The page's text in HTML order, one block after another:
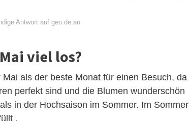
Antwort auf geo.de an
viel los?
als der beste Monat für einen Besuch, da
perfekt sind und die Blumen wunderschön
in der Hochsaison im Sommer. Im Sommer
.